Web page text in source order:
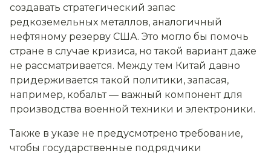
создавать стратегический запас
редкоземельных металлов, аналогичный
нефтяному резерву США. Это могло бы помочь
стране в случае кризиса, но такой вариант даже
не рассматривается. Между тем Китай давно
придерживается такой политики, запасая,
например, кобальт — важный компонент для
производства военной техники и электроники.
Также в указе не предусмотрено требование,
чтобы государственные подрядчики